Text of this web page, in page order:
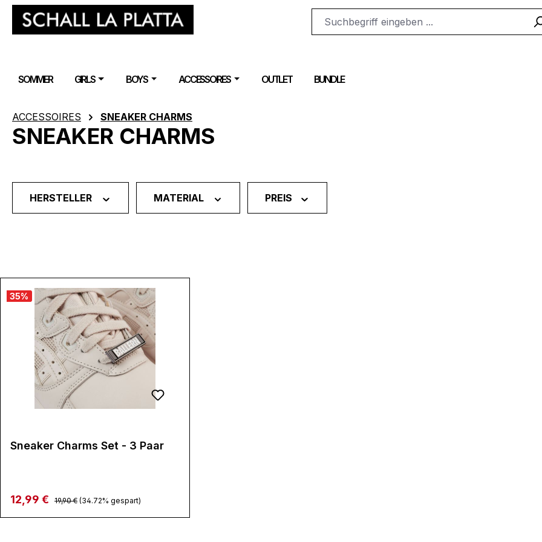
Hauptinhalt springen
Zur Suche springen
Zur Hauptnavigation springen
SOMMER GIRLS BOYS ACCESSOIRES OUTLET BUNDLE
ACCESSOIRES SNEAKER CHARMS
SNEAKER CHARMS
HERSTELLER MATERIAL PREIS
35%
Sneaker Charms Set - 3 Paar
Verkaufspreis:
12,99 € Regulärer Preis:
19,90 € (34.72% gespart)